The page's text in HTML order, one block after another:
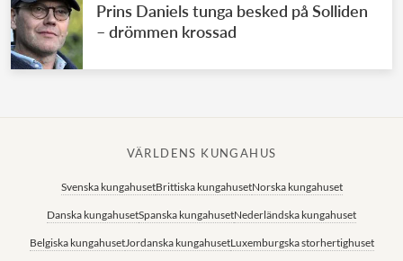
Prins Daniels tunga besked på Solliden
– drömmen krossad
VÄRLDENS KUNGAHUS
Svenska kungahusetBrittiska kungahusetNorska kungahuset
Danska kungahusetSpanska kungahusetNederländska kungahuset
Belgiska kungahusetJordanska kungahusetLuxemburgska storhertighuset